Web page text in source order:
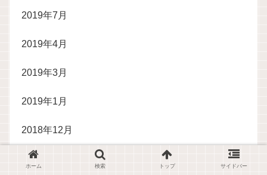
2019年7月
2019年4月
2019年3月
2019年1月
2018年12月
2018年11月
ホーム 検索 トップ サイドバー